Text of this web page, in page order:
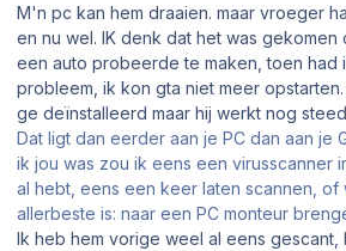
M'n pc kan hem draaien. maar vroeger
en nu wel. IK denk dat het was gekomen
een auto probeerde te maken, toen had
probleem, ik kon gta niet meer
ge deïnstalleerd maar hij werkt nog
Dat ligt dan eerder aan je PC dan aan je
ik jou was zou ik eens een virusscanner
al hebt, eens een keer laten scannen, of
allerbeste is: naar een PC monteur
Ik heb hem vorige weel al eens gescant,